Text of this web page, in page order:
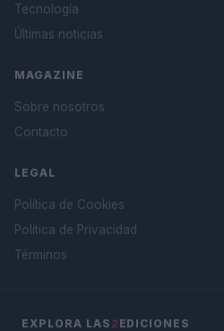
Tecnología
Últimas noticias
MAGAZINE
Sobre nosotros
Contacto
LEGAL
Política de Cookies
Política de Privacidad
Términos
EXPLORA LAS 2 EDICIONES